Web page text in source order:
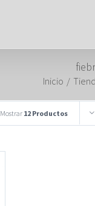
Inicio /
Mostrar 12 Productos